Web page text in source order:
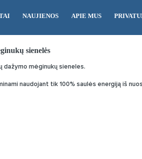
NAUJIENOS APIE MUS
sienelės
dažymo mėginukų sieneles.
naudojant tik 100% saulės energiją iš